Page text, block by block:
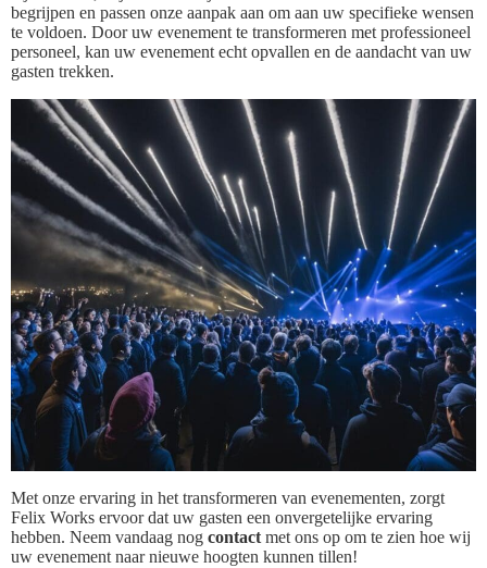
begrijpen en passen onze aanpak aan om aan uw specifieke wensen
te voldoen. Door uw evenement te transformeren met professioneel
personeel, kan uw evenement echt opvallen en de aandacht van uw
gasten trekken.
Met onze ervaring in het transformeren van evenementen, zorgt
Felix Works ervoor dat uw gasten een onvergetelijke ervaring
hebben. Neem vandaag nog contact met ons op om te zien hoe wij
uw evenement naar nieuwe hoogten kunnen tillen!